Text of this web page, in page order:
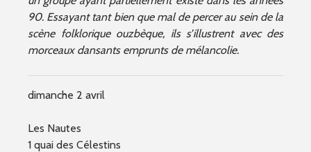
90. Essayant tant bien que mal de percer au sein de la
scène folklorique ouzbèque, ils s’illustrent avec des
morceaux dansants emprunts de mélancolie.
dimanche 2 avril
Les Nautes
1 quai des Célestins